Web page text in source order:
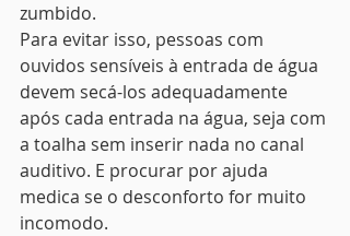
zumbido.
Para evitar isso, pessoas com
ouvidos sensíveis à entrada de água
devem secá-los adequadamente
após cada entrada na água, seja com
a toalha sem inserir nada no canal
auditivo. E procurar por ajuda
medica se o desconforto for muito
incomodo.